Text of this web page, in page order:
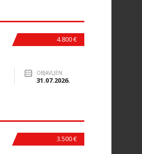
4.800 €
OBJAVLJEN
31.07.2026.
3.500 €